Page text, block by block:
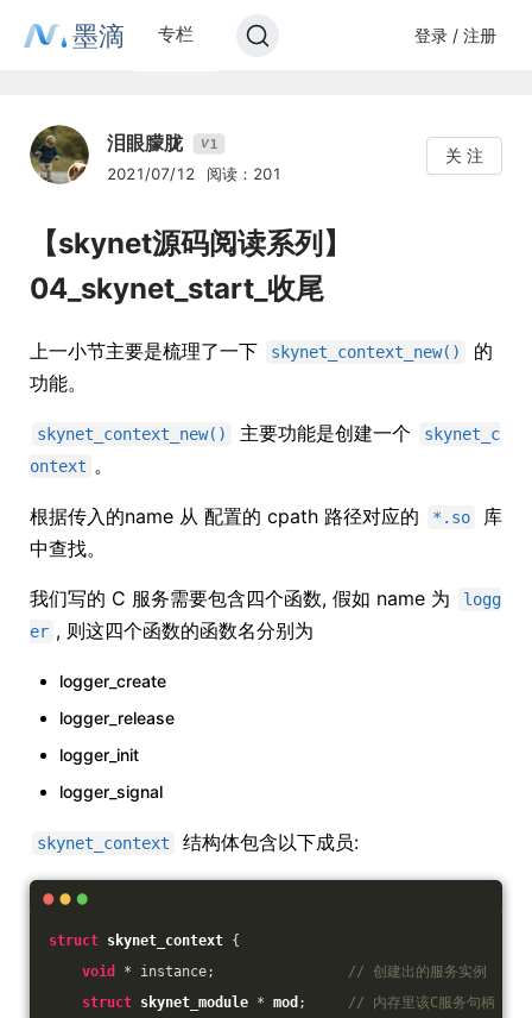
墨滴 专栏 登录 / 注册
泪眼朦胧 V1
2021/07/12 阅读：201
关 注
【skynet源码阅读系列】
04_skynet_start_收尾
上一小节主要是梳理了一下 skynet_context_new()
的
功能。
skynet_context_new() 主要功能是创建一个
skynet_c
ontext 。
根据传入的name 从 配置的 cpath 路径对应的 *.so
库
中查找。
我们写的 C 服务需要包含四个函数, 假如 name 为
logg
er , 则这四个函数的函数名分别为
logger_create
logger_release
logger_init
logger_signal
skynet_context 结构体包含以下成员:
struct skynet_context {
void
* instance; // 创建出的服务实例
struct skynet_module * mod ;
// 内存里该C服务句柄